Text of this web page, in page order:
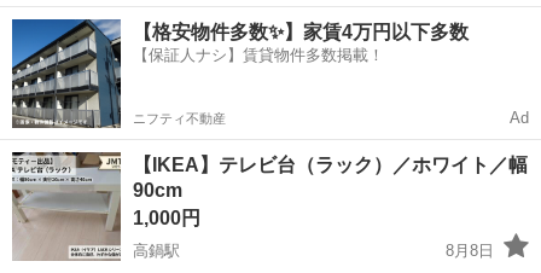
中★ワンルーム寮完備！赴任旅費会社負担！マイカー通勤OK！無料駐
車場あり！正社員登用あり！《熊本県菊池郡大津町》 人気の工場のお
仕事 ◇半導体製造装置の組立...
熊本 その他
【格安物件多数✨】家賃4万円以下多数
【保証人ナシ】賃貸物件多数掲載！
ニフティ不動産 Ad
【IKEA】テレビ台（ラック）／ホワイト／幅
90cm
1,000円
高鍋駅
8月8日